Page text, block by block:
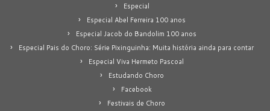
Especial
Especial Abel Ferreira 100 anos
Especial Jacob do Bandolim 100 anos
Especial Pais do Choro: Série Pixinguinha: Muita história ainda para contar
Especial Viva Hermeto Pascoal
Estudando Choro
Facebook
Festivais de Choro